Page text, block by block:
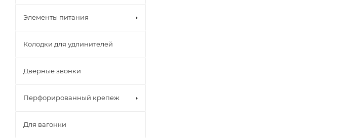
Элементы питания
Колодки для удлинителей
Дверные звонки
Перфорированный крепеж
Для вагонки